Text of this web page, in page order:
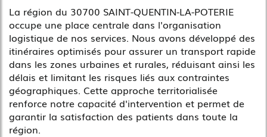
La région du 30700 SAINT-QUENTIN-LA-POTERIE
occupe une place centrale dans l'organisation
logistique de nos services. Nous avons développé des
itinéraires optimisés pour assurer un transport rapide
dans les zones urbaines et rurales, réduisant ainsi les
délais et limitant les risques liés aux contraintes
géographiques. Cette approche territorialisée
renforce notre capacité d'intervention et permet de
garantir la satisfaction des patients dans toute la
région.